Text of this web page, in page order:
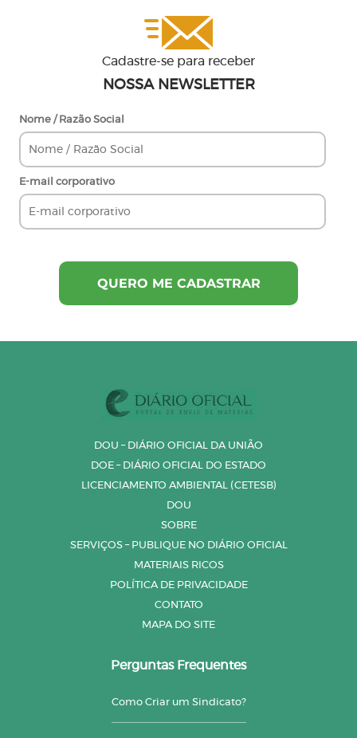
Cadastre-se para receber
NOSSA NEWSLETTER
Nome / Razão Social
E-mail corporativo
DOU – DIÁRIO OFICIAL DA UNIÃO
DOE – DIÁRIO OFICIAL DO ESTADO
LICENCIAMENTO AMBIENTAL (CETESB)
DOU
SOBRE
SERVIÇOS – PUBLIQUE NO DIÁRIO OFICIAL
MATERIAIS RICOS
POLÍTICA DE PRIVACIDADE
CONTATO
MAPA DO SITE
Perguntas Frequentes
Como Criar um Sindicato?